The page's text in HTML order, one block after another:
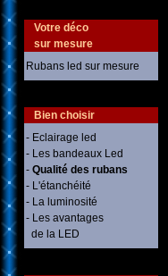
Votre déco
sur mesure
Rubans led sur mesure
Bien choisir
- Eclairage led
- Les bandeaux Led
- Qualité des rubans
- L'étanchéité
- La luminosité
- Les avantages
de la LED